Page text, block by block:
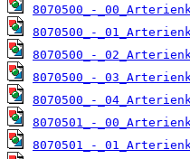
8070500_-
8070500_-
8070500_-
8070500_-
8070500_-
8070501_-
8070501_-